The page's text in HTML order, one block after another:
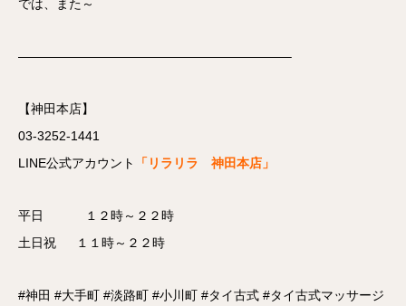
では、また～
—————————————————————–
【神田本店】
03-3252-1441
LINE公式アカウント
「リラリラ 神田本店」
平日 １２時～２２時
土日祝 １１時～２２時
#神田 #大手町 #淡路町 #小川町 #タイ古式 #タイ古式マッサージ